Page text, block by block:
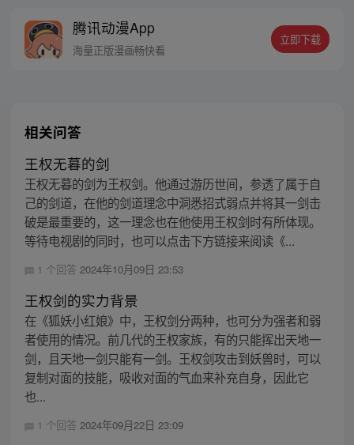
腾讯动漫App
海量正版漫画畅快看
立即下载
相关问答
王权无暮的剑
王权无暮的剑为王权剑。他通过游历世间，参透了属于自
己的剑道，在他的剑道理念中洞悉招式弱点并将其一剑击
破是最重要的，这一理念也在他使用王权剑时有所体现。
等待电视剧的同时，也可以点击下方链接来阅读《...
1 个回答 2024年10月09日 23:53
王权剑的实力背景
在《狐妖小红娘》中，王权剑分两种，也可分为强者和弱
者使用的情况。前几代的王权家族，有的只能挥出天地一
剑，且天地一剑只能有一剑。王权剑攻击到妖兽时，可以
复制对面的技能，吸收对面的气血来补充自身，因此它
也...
1 个回答 2024年09月22日 23:09